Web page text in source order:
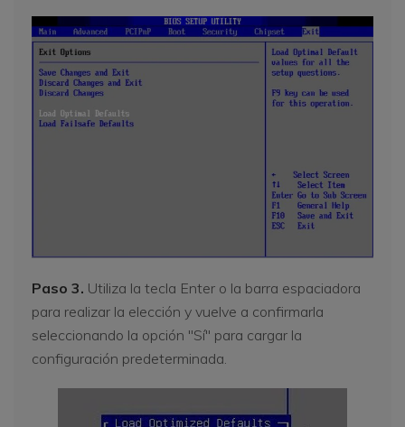
Paso 3. Utiliza la tecla Enter o la barra espaciadora
para realizar la elección y vuelve a confirmarla
seleccionando la opción "Sí" para cargar la
configuración predeterminada.